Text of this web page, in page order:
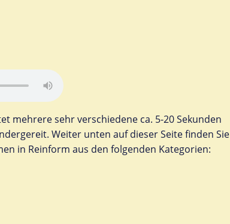
mehrere sehr verschiedene ca. 5-20 Sekunden
Weiter unten auf dieser Seite finden Sie
in Reinform aus den folgenden Kategorien: